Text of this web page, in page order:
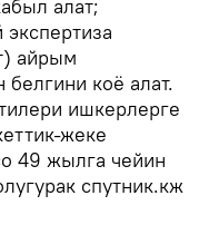
алат;
айрым
коё алат.
ишкерлерге
жеке
49 жылга чейин
спутник.кж